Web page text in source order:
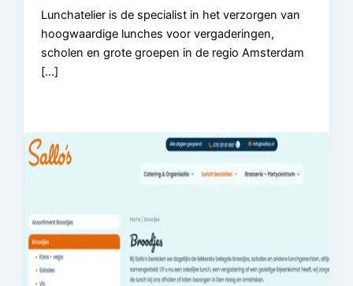
Lunchatelier is de specialist in het verzorgen van
hoogwaardige lunches voor vergaderingen,
scholen en grote groepen in de regio Amsterdam
[…]